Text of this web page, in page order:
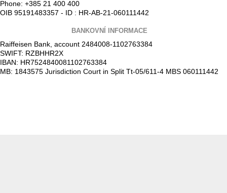
Phone: +385 21 400 400
OIB 95191483357 - ID : HR-AB-21-060111442
BANKOVNÍ INFORMACE
Raiffeisen Bank, account 2484008-1102763384
SWIFT: RZBHHR2X
IBAN: HR7524840081102763384
MB: 1843575 Jurisdiction Court in Split Tt-05/611-4 MBS 060111442